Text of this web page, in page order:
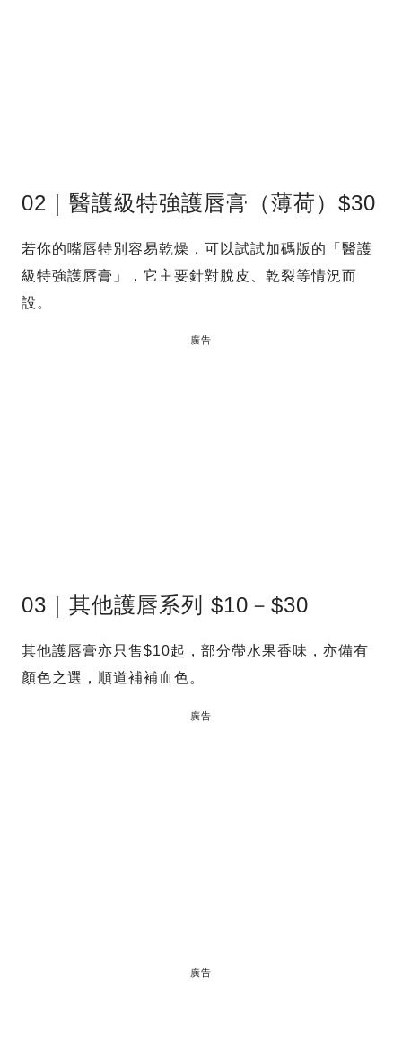
02｜醫護級特強護唇膏（薄荷）$30
若你的嘴唇特別容易乾燥，可以試試加碼版的「醫護
級特強護唇膏」，它主要針對脫皮、乾裂等情況而
設。
廣告
03｜其他護唇系列 $10－$30
其他護唇膏亦只售$10起，部分帶水果香味，亦備有
顏色之選，順道補補血色。
廣告
廣告